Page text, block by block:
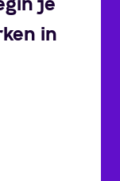
je
in